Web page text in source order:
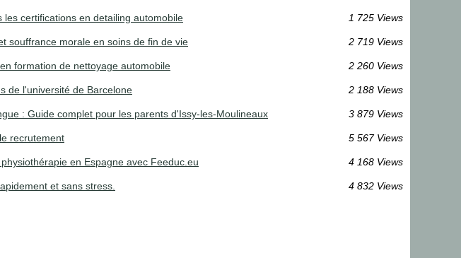
les certifications en detailing automobile 1 725 Views
souffrance morale en soins de fin de vie 2 719 Views
formation de nettoyage automobile 2 260 Views
de l'université de Barcelone 2 188 Views
: Guide complet pour les parents d'Issy-les-Moulineaux 3 879 Views
recrutement 5 567 Views
en Espagne avec Feeduc.eu 4 168 Views
et sans stress. 4 832 Views